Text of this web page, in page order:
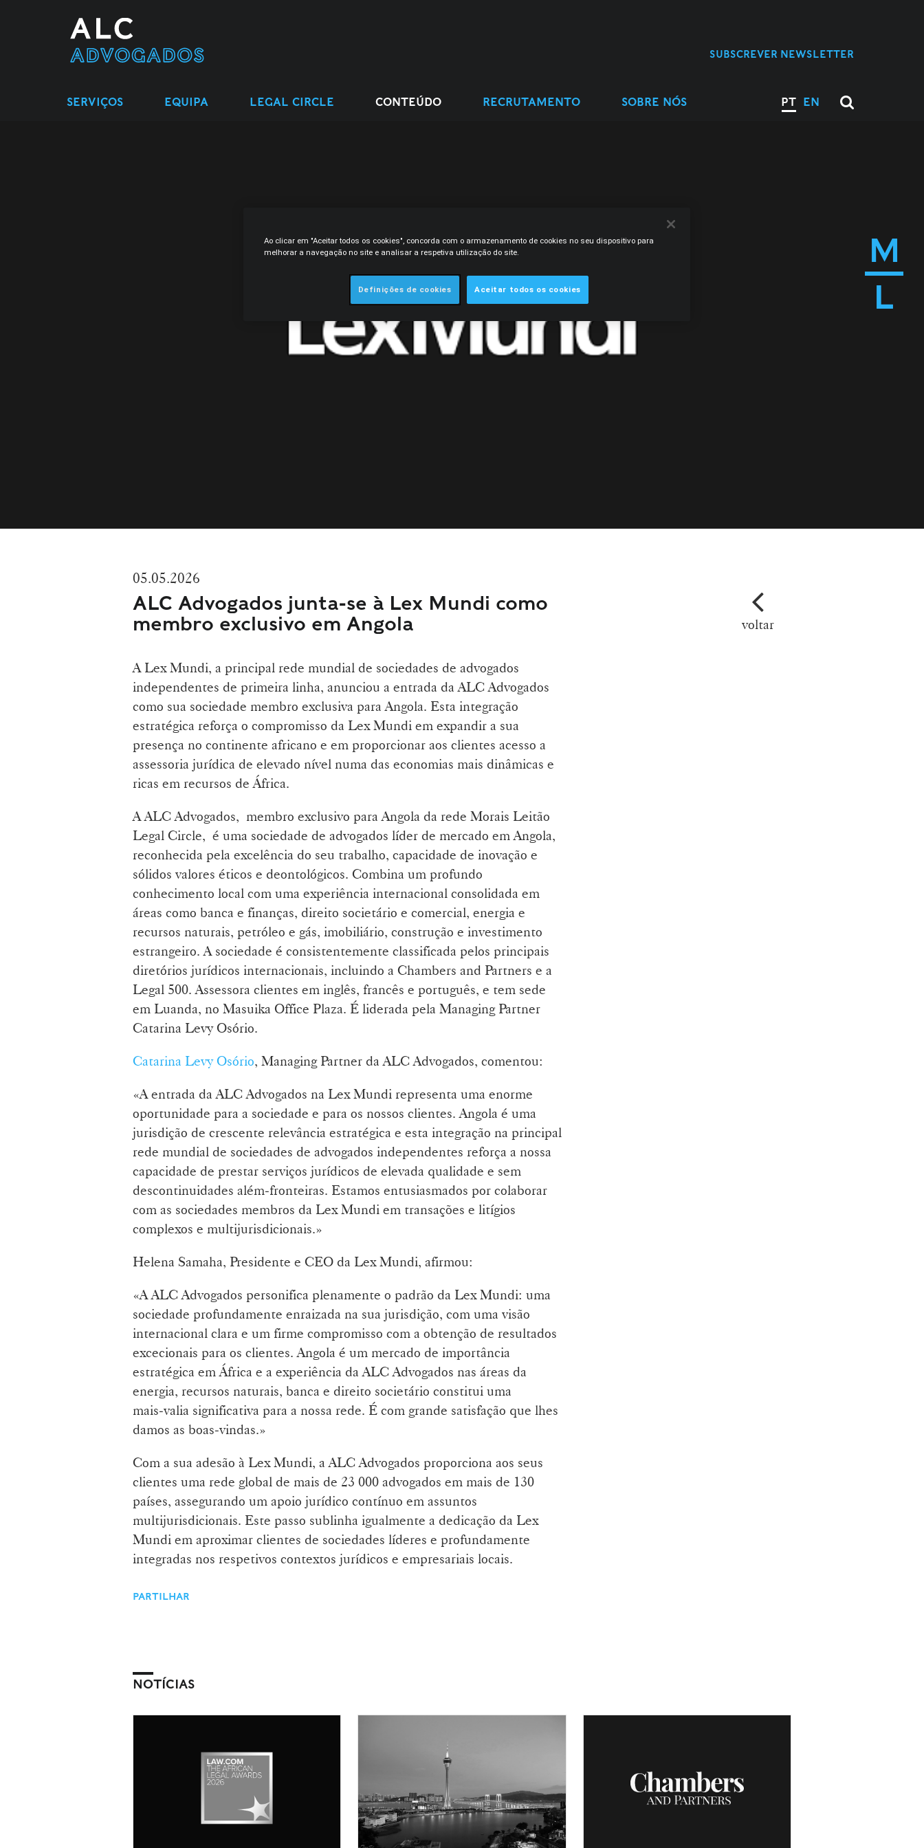
M
L
SERVIÇOS EQUIPA LEGAL CIRCLE CONTEÚDO RECRUTAMENTO SOBRE NÓS PT EN
SUBSCREVER NEWSLETTER
05.05.2026
ALC Advogados junta-se à Lex Mundi como
membro exclusivo em Angola
voltar
A Lex Mundi, a principal rede mundial de sociedades de advogados
independentes de primeira linha, anunciou a entrada da ALC Advogados
como sua sociedade membro exclusiva para Angola. Esta integração
estratégica reforça o compromisso da Lex Mundi em expandir a sua
presença no continente africano e em proporcionar aos clientes acesso a
assessoria jurídica de elevado nível numa das economias mais dinâmicas e
ricas em recursos de África.
A ALC Advogados, membro exclusivo para Angola da rede Morais Leitão
Legal Circle, é uma sociedade de advogados líder de mercado em Angola,
reconhecida pela excelência do seu trabalho, capacidade de inovação e
sólidos valores éticos e deontológicos. Combina um profundo
conhecimento local com uma experiência internacional consolidada em
áreas como banca e finanças, direito societário e comercial, energia e
recursos naturais, petróleo e gás, imobiliário, construção e investimento
estrangeiro. A sociedade é consistentemente classificada pelos principais
diretórios jurídicos internacionais, incluindo a Chambers and Partners e a
Legal 500. Assessora clientes em inglês, francês e português, e tem sede
em Luanda, no Masuika Office Plaza. É liderada pela Managing Partner
Catarina Levy Osório.
Catarina Levy Osório, Managing Partner da ALC Advogados, comentou:
«A entrada da ALC Advogados na Lex Mundi representa uma enorme
oportunidade para a sociedade e para os nossos clientes. Angola é uma
jurisdição de crescente relevância estratégica e esta integração na principal
rede mundial de sociedades de advogados independentes reforça a nossa
capacidade de prestar serviços jurídicos de elevada qualidade e sem
descontinuidades além‑fronteiras. Estamos entusiasmados por colaborar
com as sociedades membros da Lex Mundi em transações e litígios
complexos e multijurisdicionais.»
Helena Samaha, Presidente e CEO da Lex Mundi, afirmou:
«A ALC Advogados personifica plenamente o padrão da Lex Mundi: uma
sociedade profundamente enraizada na sua jurisdição, com uma visão
internacional clara e um firme compromisso com a obtenção de resultados
excecionais para os clientes. Angola é um mercado de importância
estratégica em África e a experiência da ALC Advogados nas áreas da
energia, recursos naturais, banca e direito societário constitui uma
mais‑valia significativa para a nossa rede. É com grande satisfação que lhes
damos as boas‑vindas.»
Com a sua adesão à Lex Mundi, a ALC Advogados proporciona aos seus
clientes uma rede global de mais de 23 000 advogados em mais de 130
países, assegurando um apoio jurídico contínuo em assuntos
multijurisdicionais. Este passo sublinha igualmente a dedicação da Lex
Mundi em aproximar clientes de sociedades líderes e profundamente
integradas nos respetivos contextos jurídicos e empresariais locais.
PARTILHAR
NOTÍCIAS
Ao clicar em "Aceitar todos os cookies", concorda com o armazenamento de cookies no seu dispositivo para
melhorar a navegação no site e analisar a respetiva utilização do site.
Definições de cookies Aceitar todos os cookies